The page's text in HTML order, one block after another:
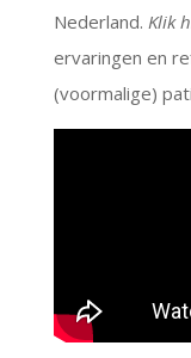
Nederland. Klik
ervaringen en
(voormalige)